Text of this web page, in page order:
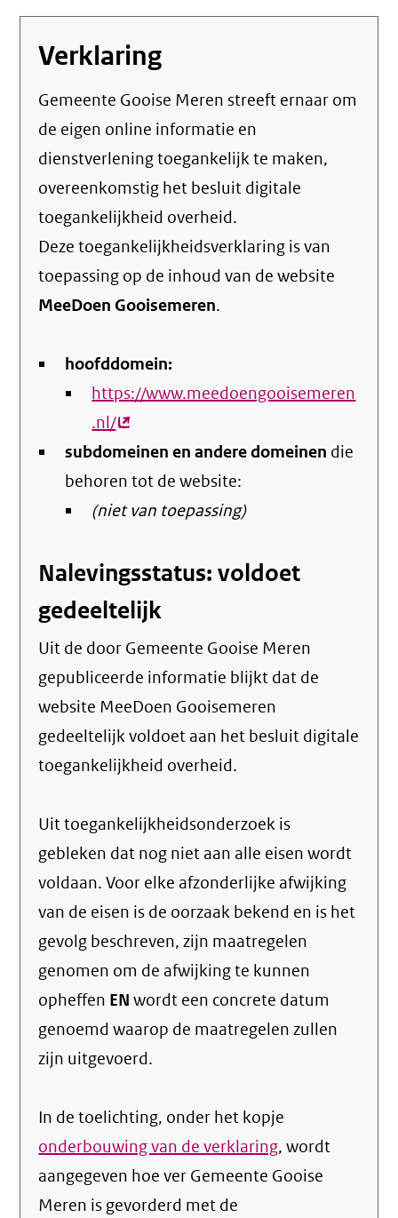
Verklaring
Gemeente Gooise Meren streeft ernaar om
de eigen online informatie en
dienstverlening toegankelijk te maken,
overeenkomstig het besluit digitale
toegankelijkheid overheid.
Deze toegankelijkheidsverklaring is van
toepassing op de inhoud van de website
MeeDoen Gooisemeren.
hoofddomein:
https://www.meedoengooisemeren
.nl/(externe
link)
subdomeinen en andere domeinen die
behoren tot de website:
(niet van toepassing)
Nalevingsstatus: voldoet
gedeeltelijk
Uit de door Gemeente Gooise Meren
gepubliceerde informatie blijkt dat de
website MeeDoen Gooisemeren
gedeeltelijk voldoet aan het besluit digitale
toegankelijkheid overheid.
Uit toegankelijkheidsonderzoek is
gebleken dat nog niet aan alle eisen wordt
voldaan. Voor elke afzonderlijke afwijking
van de eisen is de oorzaak bekend en is het
gevolg beschreven, zijn maatregelen
genomen om de afwijking te kunnen
opheffen EN wordt een concrete datum
genoemd waarop de maatregelen zullen
zijn uitgevoerd.
In de toelichting, onder het kopje
onderbouwing van de verklaring, wordt
aangegeven hoe ver Gemeente Gooise
Meren is gevorderd met de